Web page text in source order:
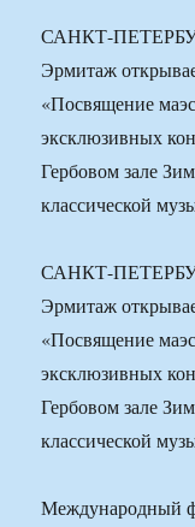
САНКТ-
Эрмитаж
«Посвящение
эксклюзивных
Гербовом зале
классической
САНКТ-
Эрмитаж
«Посвящение
эксклюзивных
Гербовом зале
классической
Международный